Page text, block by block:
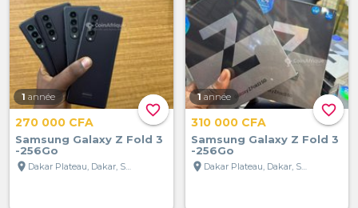
favorite_border
1 année
270 000 CFA
Samsung Galaxy Z Fold 3
-256Go
location_on
Dakar Plateau, Dakar, Sénégal
favorite_border
1 année
310 000 CFA
Samsung Galaxy Z Fold 3
-256Go
location_on
Dakar Plateau, Dakar, Sénégal